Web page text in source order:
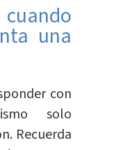
una
con
solo
Recuerda